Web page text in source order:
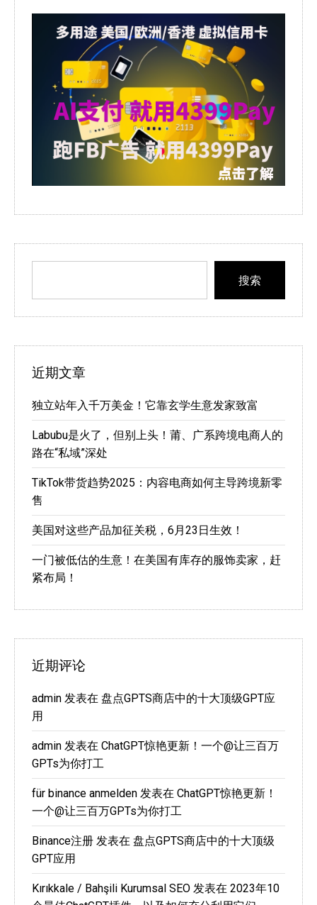
搜索
近期文章
独立站年入千万美金！它靠玄学生意发家致富
Labubu是火了，但别上头！莆、广系跨境电商人的
路在“私域”深处
TikTok带货趋势2025：内容电商如何主导跨境新零
售
美国对这些产品加征关税，6月23日生效！
一门被低估的生意！在美国有库存的服饰卖家，赶
紧布局！
近期评论
admin 发表在 盘点GPTS商店中的十大顶级GPT应
用
admin 发表在 ChatGPT惊艳更新！一个@让三百万
GPTs为你打工
für binance anmelden 发表在 ChatGPT惊艳更新！
一个@让三百万GPTs为你打工
Binance注册 发表在 盘点GPTS商店中的十大顶级
GPT应用
Kırıkkale / Bahşili Kurumsal SEO 发表在 2023年10